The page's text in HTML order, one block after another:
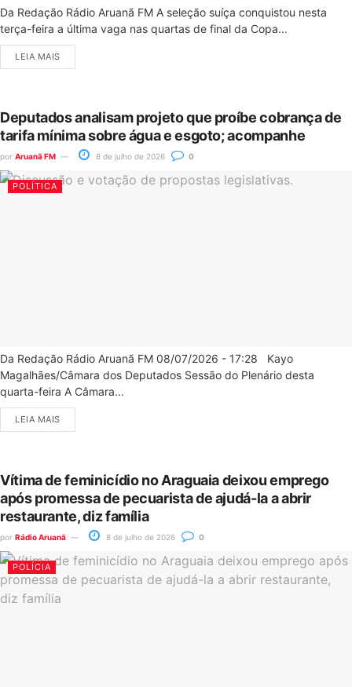
Da Redação Rádio Aruanã FM A seleção suíça conquistou nesta
terça-feira a última vaga nas quartas de final da Copa...
LEIA MAIS
Deputados analisam projeto que proíbe cobrança de
tarifa mínima sobre água e esgoto; acompanhe
por Aruanã FM 8 de julho de 2026 0
POLÍTICA
Da Redação Rádio Aruanã FM 08/07/2026 - 17:28 Kayo
Magalhães/Câmara dos Deputados Sessão do Plenário desta
quarta-feira A Câmara...
LEIA MAIS
Vítima de feminicídio no Araguaia deixou emprego
após promessa de pecuarista de ajudá-la a abrir
restaurante, diz família
por Rádio Aruanã 8 de julho de 2026 0
POLÍCIA